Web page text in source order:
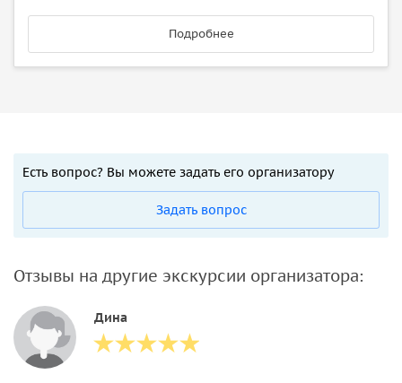
Подробнее
Есть вопрос? Вы можете задать его организатору
Задать вопрос
Отзывы на другие экскурсии организатора:
Дина